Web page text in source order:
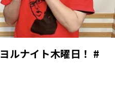
ルナイト木曜日！ #